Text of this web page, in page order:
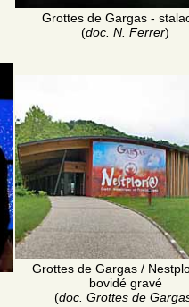
Grottes de Gargas -
(doc. N. Ferrer)
Grottes de Gargas /
bovidé gravé
(doc. Grottes de